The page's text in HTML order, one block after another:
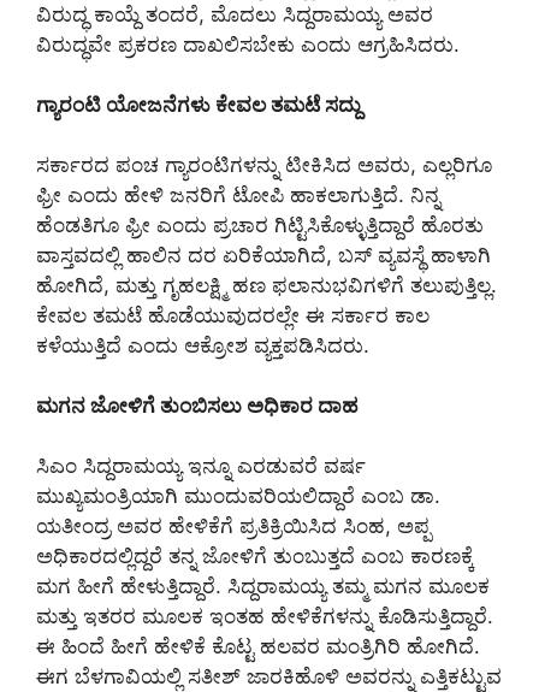
ವಿರುದ್ಧ ಕಾಯ್ದೆ ತಂದರೆ, ಮೊದಲು ಸಿದ್ದರಾಮಯ್ಯ ಅವರ
ವಿರುದ್ಧವೇ ಪ್ರಕರಣ ದಾಖಲಿಸಬೇಕು ಎಂದು ಆಗ್ರಹಿಸಿದರು.
ಗ್ಯಾರಂಟಿ ಯೋಜನೆಗಳು ಕೇವಲ ತಮಟೆ ಸದ್ದು
ಸರ್ಕಾರದ ಪಂಚ ಗ್ಯಾರಂಟಿಗಳನ್ನು ಟೀಕಿಸಿದ ಅವರು, ಎಲ್ಲರಿಗೂ
ಫ್ರೀ ಎಂದು ಹೇಳಿ ಜನರಿಗೆ ಟೋಪಿ ಹಾಕಲಾಗುತ್ತಿದೆ. ನಿನ್ನ
ಹೆಂಡತಿಗೂ ಫ್ರೀ ಎಂದು ಪ್ರಚಾರ ಗಿಟ್ಟಿಸಿಕೊಳ್ಳುತ್ತಿದ್ದಾರೆ ಹೊರತು
ವಾಸ್ತವದಲ್ಲಿ ಹಾಲಿನ ದರ ಏರಿಕೆಯಾಗಿದೆ, ಬಸ್ ವ್ಯವಸ್ಥೆ ಹಾಳಾಗಿ
ಹೋಗಿದೆ, ಮತ್ತು ಗೃಹಲಕ್ಷ್ಮಿ ಹಣ ಫಲಾನುಭವಿಗಳಿಗೆ ತಲುಪುತ್ತಿಲ್ಲ.
ಕೇವಲ ತಮಟೆ ಹೊಡೆಯುವುದರಲ್ಲೇ ಈ ಸರ್ಕಾರ ಕಾಲ
ಕಳೆಯುತ್ತಿದೆ ಎಂದು ಆಕ್ರೋಶ ವ್ಯಕ್ತಪಡಿಸಿದರು.
ಮಗನ ಜೋಳಿಗೆ ತುಂಬಿಸಲು ಅಧಿಕಾರ ದಾಹ
ಸಿಎಂ ಸಿದ್ದರಾಮಯ್ಯ ಇನ್ನೂ ಎರಡುವರೆ ವರ್ಷ
ಮುಖ್ಯಮಂತ್ರಿಯಾಗಿ ಮುಂದುವರಿಯಲಿದ್ದಾರೆ ಎಂಬ ಡಾ.
ಯತೀಂದ್ರ ಅವರ ಹೇಳಿಕೆಗೆ ಪ್ರತಿಕ್ರಿಯಿಸಿದ ಸಿಂಹ, ಅಪ್ಪ
ಅಧಿಕಾರದಲ್ಲಿದ್ದರೆ ತನ್ನ ಜೋಳಿಗೆ ತುಂಬುತ್ತದೆ ಎಂಬ ಕಾರಣಕ್ಕೆ
ಮಗ ಹೀಗೆ ಹೇಳುತ್ತಿದ್ದಾರೆ. ಸಿದ್ದರಾಮಯ್ಯ ತಮ್ಮ ಮಗನ ಮೂಲಕ
ಮತ್ತು ಇತರರ ಮೂಲಕ ಇಂತಹ ಹೇಳಿಕೆಗಳನ್ನು ಕೊಡಿಸುತ್ತಿದ್ದಾರೆ.
ಈ ಹಿಂದೆ ಹೀಗೆ ಹೇಳಿಕೆ ಕೊಟ್ಟ ಹಲವರ ಮಂತ್ರಿಗಿರಿ ಹೋಗಿದೆ.
ಈಗ ಬೆಳಗಾವಿಯಲ್ಲಿ ಸತೀಶ್ ಜಾರಕಿಹೊಳಿ ಅವರನ್ನು ಎತ್ತಿಕಟ್ಟುವ